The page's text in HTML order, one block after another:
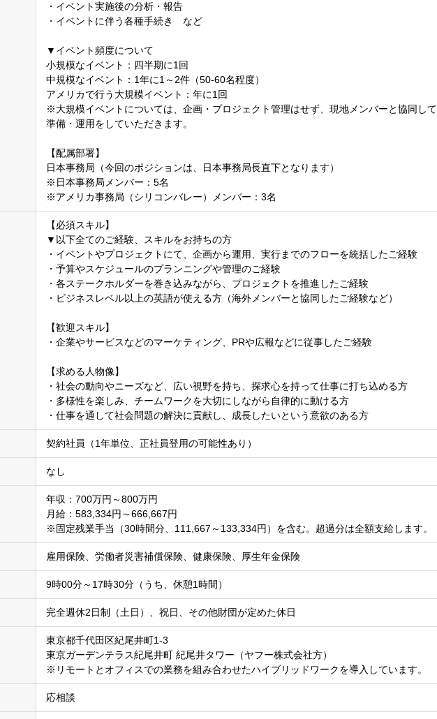
・イベント実施後の分析・報告
・イベントに伴う各種手続き など
▼イベント頻度について
小規模なイベント：四半期に1回
中規模なイベント：1年に1～2件（50-60名程度）
アメリカで行う大規模イベント：年に1回
※大規模イベントについては、企画・プロジェクト管理はせず、現地メンバーと協同して
準備・運用をしていただきます。
【配属部署】
日本事務局（今回のポジションは、日本事務局長直下となります）
※日本事務局メンバー：5名
※アメリカ事務局（シリコンバレー）メンバー：3名
【必須スキル】
▼以下全てのご経験、スキルをお持ちの方
・イベントやプロジェクトにて、企画から運用、実行までのフローを統括したご経験
・予算やスケジュールのプランニングや管理のご経験
・各ステークホルダーを巻き込みながら、プロジェクトを推進したご経験
・ビジネスレベル以上の英語が使える方（海外メンバーと協同したご経験など）
【歓迎スキル】
・企業やサービスなどのマーケティング、PRや広報などに従事したご経験
【求める人物像】
・社会の動向やニーズなど、広い視野を持ち、探求心を持って仕事に打ち込める方
・多様性を楽しみ、チームワークを大切にしながら自律的に動ける方
・仕事を通して社会問題の解決に貢献し、成長したいという意欲のある方
契約社員（1年単位、正社員登用の可能性あり）
なし
年収：700万円～800万円
月給：583,334円～666,667円
※固定残業手当（30時間分、111,667～133,334円）を含む。超過分は全額支給します。
雇用保険、労働者災害補償保険、健康保険、厚生年金保険
9時00分～17時30分（うち、休憩1時間）
完全週休2日制（土日）、祝日、その他財団が定めた休日
東京都千代田区紀尾井町1-3
東京ガーデンテラス紀尾井町 紀尾井タワー（ヤフー株式会社方）
※リモートとオフィスでの業務を組み合わせたハイブリッドワークを導入しています。
応相談